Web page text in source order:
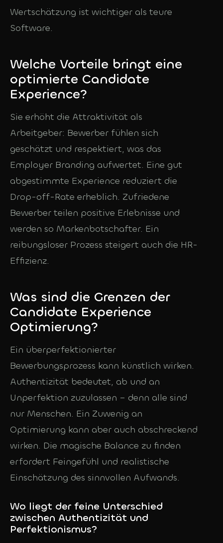
Wertschätzung ist wichtiger als teure
Software.
Welche Vorteile bringt eine
optimierte Candidate
Experience?
Sie erhöht die Attraktivität als
Arbeitgeber: Bewerber fühlen sich
geschätzt und respektiert, was das
Employer Branding aufwertet. Eine gut
abgestimmte Experience reduziert die
Drop-off-Rate erheblich. Zufriedene
Bewerber teilen positive Erlebnisse und
werden so Markenbotschafter. Ein
reibungsloser Prozess steigert auch die HR-
Effizienz.
Was sind die Grenzen der
Candidate Experience
Optimierung?
Ein überperfektionierter
Bewerbungsprozess kann künstlich wirken.
Authentizität bedeutet, ab und an
Unperfektion zuzulassen – denn alle sind
nur Menschen. Ein Zuwenig an
Optimierung kann aber auch abschreckend
wirken. Die magische Balance zu finden
erfordert Feingefühl und realistische
Einschätzung des sinnvollen Aufwands.
Wo liegt der feine Unterschied
zwischen Authentizität und
Perfektionismus?